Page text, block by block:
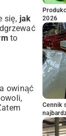
się, jak
to
owinąć
2026
Cennik